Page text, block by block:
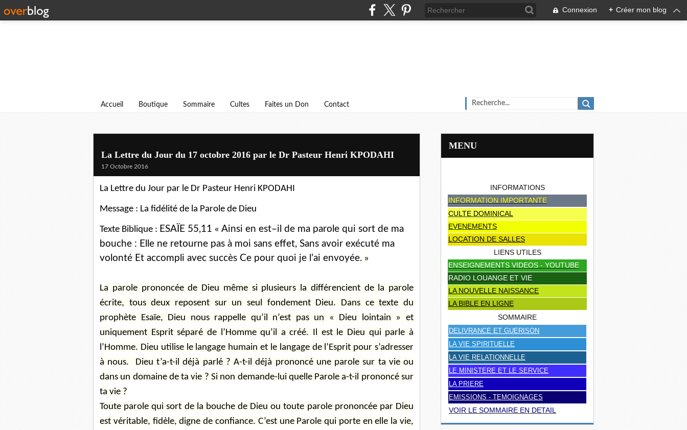
Connexion + Créer mon blog
Accueil Boutique Sommaire Cultes Faites un Don Contact
La Lettre du Jour du 17 octobre 2016 par le Dr Pasteur Henri KPODAHI
17 Octobre 2016
La Lettre du Jour par le Dr Pasteur Henri KPODAHI
Message : La fidélité de la Parole de Dieu
Texte Biblique : ESAÏE 55,11 « Ainsi en est–il de ma parole qui sort de ma
bouche : Elle ne retourne pas à moi sans effet, Sans avoir exécuté ma
volonté Et accompli avec succès Ce pour quoi je l’ai envoyée. »
La parole prononcée de Dieu même si plusieurs la différencient de la parole
écrite, tous deux reposent sur un seul fondement Dieu. Dans ce texte du
prophète Esaïe, Dieu nous rappelle qu’il n’est pas un « Dieu lointain » et
uniquement Esprit séparé de l’Homme qu’il a créé. Il est le Dieu qui parle à
l’Homme. Dieu utilise le langage humain et le langage de l’Esprit pour s’adresser
à nous.
Dieu t’a-t-il déjà parlé ? A-t-il déjà prononcé une parole sur ta vie ou
dans un domaine de ta vie ? Si non demande-lui quelle Parole a-t-il prononcé sur
ta vie ?
Toute parole qui sort de la bouche de Dieu ou toute parole prononcée par Dieu
est véritable, fidèle, digne de confiance. C’est une Parole qui porte en elle la vie,
MENU
INFORMATIONS
INFORMATION IMPORTANTE
CULTE DOMINICAL
EVENEMENTS
LOCATION DE SALLES
LIENS UTILES
ENSEIGNEMENTS VIDEOS - YOUTUBE
RADIO LOUANGE ET VIE
LA NOUVELLE NAISSANCE
LA BIBLE EN LIGNE
SOMMAIRE
DELIVRANCE ET GUERISON
LA VIE SPIRITUELLE
LA VIE RELATIONNELLE
LE MINISTERE ET LE SERVICE
LA PRIERE
EMISSIONS - TEMOIGNAGES
VOIR LE SOMMAIRE EN DETAIL